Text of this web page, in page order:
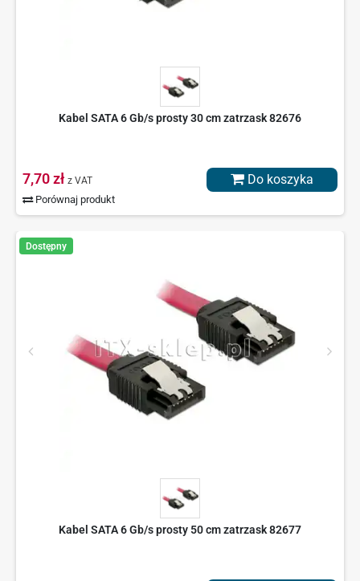
Kabel SATA 6 Gb/s prosty 30 cm zatrzask 82676
7,70 zł z VAT
Porównaj produkt
Do koszyka
Dostępny
Kabel SATA 6 Gb/s prosty 50 cm zatrzask 82677